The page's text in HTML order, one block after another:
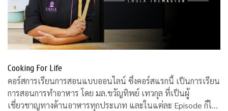
Cooking For Life
คอร์สการเรียนการสอนแบบออนไลน์ ซึ่งคอร์สแรกนี้ เป็นการเรียน
การสอนการทำอาหาร โดย มล.ขวัญทิพย์ เทวกุล ที่เป็นผู้
เชี่ยวชาญทางด้านอาหารทุกประเภท และในแต่ละ Episode ก็ได้